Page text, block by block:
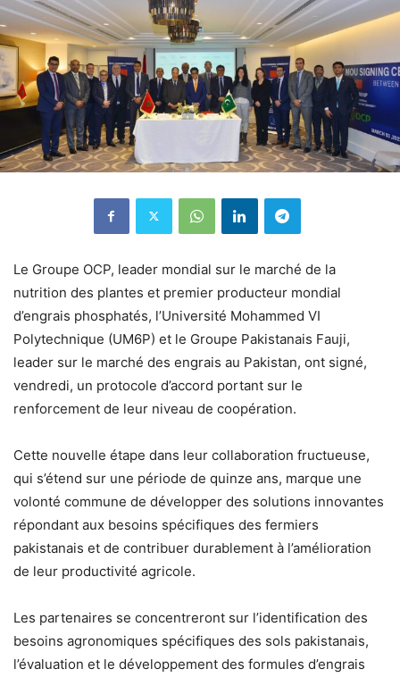
Le Groupe OCP, leader mondial sur le marché de la
nutrition des plantes et premier producteur mondial
d’engrais phosphatés, l’Université Mohammed VI
Polytechnique (UM6P) et le Groupe Pakistanais Fauji,
leader sur le marché des engrais au Pakistan, ont signé,
vendredi, un protocole d’accord portant sur le
renforcement de leur niveau de coopération.
Cette nouvelle étape dans leur collaboration fructueuse,
qui s’étend sur une période de quinze ans, marque une
volonté commune de développer des solutions innovantes
répondant aux besoins spécifiques des fermiers
pakistanais et de contribuer durablement à l’amélioration
de leur productivité agricole.
Les partenaires se concentreront sur l’identification des
besoins agronomiques spécifiques des sols pakistanais,
l’évaluation et le développement des formules d’engrais